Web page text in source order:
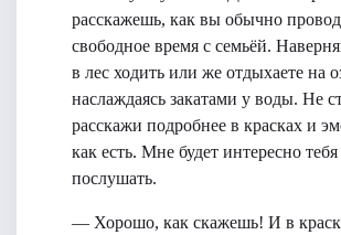
расскажешь, как вы обычно
свободное время с семьёй.
в лес ходить или же отдыхаете на
наслаждаясь закатами у воды. Не
расскажи подробнее в красках и
как есть. Мне будет интересно тебя
послушать.
— Хорошо, как скажешь! И в